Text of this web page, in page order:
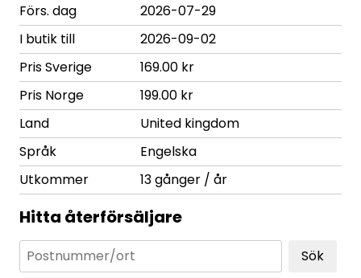
Förs. dag
2026-07-29
I butik till
2026-09-02
Pris Sverige
169.00 kr
Pris Norge
199.00 kr
Land
United kingdom
Språk
Engelska
Utkommer
13 gånger / år
Hitta återförsäljare
Sök